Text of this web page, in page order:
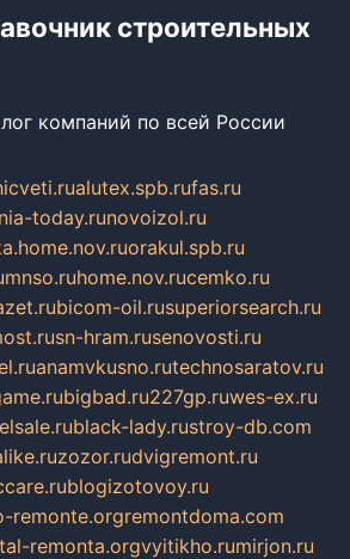
строительных
компаний по всей России
alutex.spb.rufas.ru
today.runovoizol.ru
orakul.spb.ru
mnso.ruhome.nov.rucemko.ru
bicom-oil.rusuperiorsearch.ru
sn-hram.rusenovosti.ru
anamvkusno.rutechnosaratov.ru
bigbad.ru227gp.ruwes-ex.ru
black-lady.rustroy-db.com
zozor.rudvigremont.ru
blogizotovoy.ru
remonte.orgremontdoma.com
remonta.orgvyitikho.rumirjon.ru